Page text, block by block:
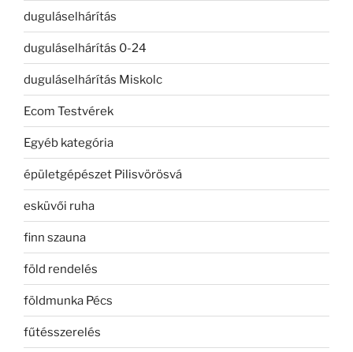
duguláselhárítás
duguláselhárítás 0-24
duguláselhárítás Miskolc
Ecom Testvérek
Egyéb kategória
épületgépészet Pilisvörösvá
esküvői ruha
finn szauna
föld rendelés
földmunka Pécs
fűtésszerelés